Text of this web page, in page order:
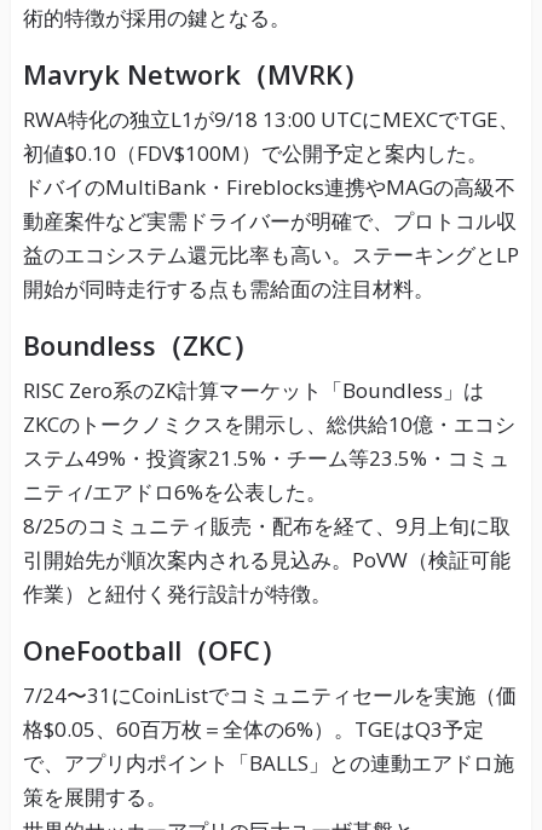
術的特徴が採用の鍵となる。
Mavryk Network（MVRK）
RWA特化の独立L1が9/18 13:00 UTCにMEXCでTGE、
初値$0.10（FDV$100M）で公開予定と案内した。
ドバイのMultiBank・Fireblocks連携やMAGの高級不
動産案件など実需ドライバーが明確で、プロトコル収
益のエコシステム還元比率も高い。ステーキングとLP
開始が同時走行する点も需給面の注目材料。
Boundless（ZKC）
RISC Zero系のZK計算マーケット「Boundless」は
ZKCのトークノミクスを開示し、総供給10億・エコシ
ステム49%・投資家21.5%・チーム等23.5%・コミュ
ニティ/エアドロ6%を公表した。
8/25のコミュニティ販売・配布を経て、9月上旬に取
引開始先が順次案内される見込み。PoVW（検証可能
作業）と紐付く発行設計が特徴。
OneFootball（OFC）
7/24〜31にCoinListでコミュニティセールを実施（価
格$0.05、60百万枚＝全体の6%）。TGEはQ3予定
で、アプリ内ポイント「BALLS」との連動エアドロ施
策を展開する。